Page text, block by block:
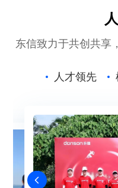
东信致力于共创共享
人才领先